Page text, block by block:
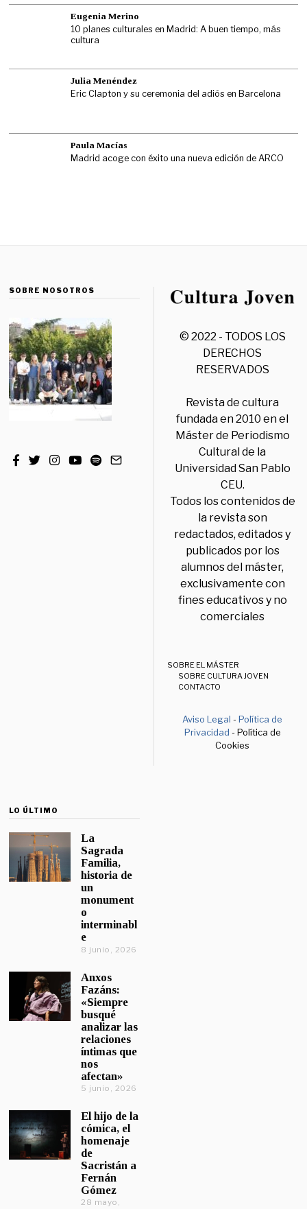
Eugenia Merino
10 planes culturales en Madrid: A buen tiempo, más
cultura
Julia Menéndez
Eric Clapton y su ceremonia del adiós en Barcelona
Paula Macías
Madrid acoge con éxito una nueva edición de ARCO
SOBRE NOSOTROS
© 2022 - TODOS LOS
DERECHOS
RESERVADOS
Revista de cultura
fundada en 2010 en el
Máster de Periodismo
Cultural de la
Universidad San Pablo
CEU.
Todos los contenidos de
la revista son
redactados, editados y
publicados por los
alumnos del máster,
exclusivamente con
fines educativos y no
comerciales
SOBRE EL MÁSTER
SOBRE CULTURA JOVEN
CONTACTO
Aviso Legal -Política de
Privacidad - Política de
Cookies
LO ÚLTIMO
La
Sagrada
Familia,
historia de
un
monument
o
interminabl
e
8 junio, 2026
Anxos
Fazáns:
«Siempre
busqué
analizar las
relaciones
íntimas que
nos
afectan»
5 junio, 2026
El hijo de la
cómica, el
homenaje
de
Sacristán a
Fernán
Gómez
28 mayo,